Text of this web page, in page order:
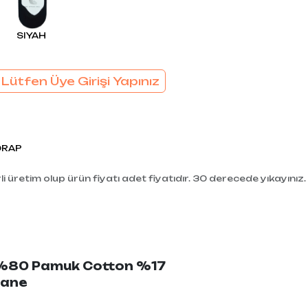
SÜTYEN TAKIM
KADIN
ÇAMAŞIR
SIYAH
Üye Girişi Yapınız
üretim olup ürün fiyatı adet fiyatıdır. 30 derecede yıkayınız.
Pamuk Cotton %17